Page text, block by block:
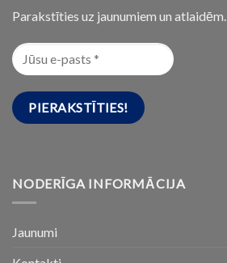
Parakstīties uz jaunumiem un atlaidēm.
NODERĪGA INFORMĀCIJA
Jaunumi